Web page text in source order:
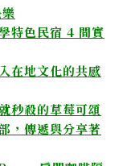
特色民宿 4 間實
在地文化的共感
秒殺的草莓可頌
，傳遞與分享著